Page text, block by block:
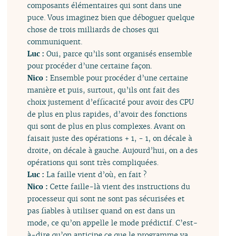
composants élémentaires qui sont dans une
puce. Vous imaginez bien que déboguer quelque
chose de trois milliards de choses qui
communiquent.
Luc :Oui, parce qu’ils sont organisés ensemble
pour procéder d’une certaine façon.
Nico :Ensemble pour procéder d’une certaine
manière et puis, surtout, qu’ils ont fait des
choix justement d’efficacité pour avoir des CPU
de plus en plus rapides, d’avoir des fonctions
qui sont de plus en plus complexes. Avant on
faisait juste des opérations + 1, - 1, on décale à
droite, on décale à gauche. Aujourd’hui, on a des
opérations qui sont très compliquées.
Luc :La faille vient d’où, en fait ?
Nico :Cette faille-là vient des instructions du
processeur qui sont ne sont pas sécurisées et
pas fiables à utiliser quand on est dans un
mode, ce qu’on appelle le mode prédictif. C’est-